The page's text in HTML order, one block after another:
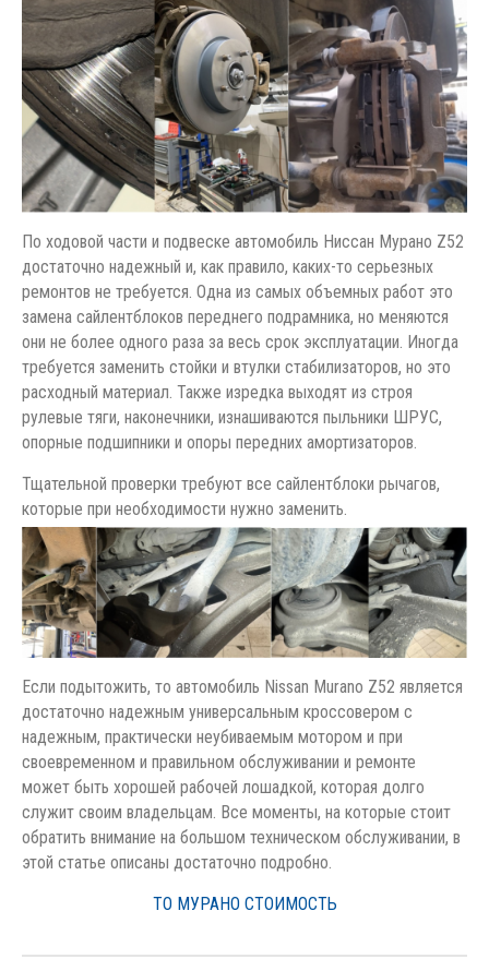
По ходовой части и подвеске автомобиль Ниссан Мурано Z52
достаточно надежный и, как правило, каких-то серьезных
ремонтов не требуется. Одна из самых объемных работ это
замена сайлентблоков переднего подрамника, но меняются
они не более одного раза за весь срок эксплуатации. Иногда
требуется заменить стойки и втулки стабилизаторов, но это
расходный материал. Также изредка выходят из строя
рулевые тяги, наконечники, изнашиваются пыльники ШРУС,
опорные подшипники и опоры передних амортизаторов.
Тщательной проверки требуют все сайлентблоки рычагов,
которые при необходимости нужно заменить.
Если подытожить, то автомобиль Nissan Murano Z52 является
достаточно надежным универсальным кроссовером с
надежным, практически неубиваемым мотором и при
своевременном и правильном обслуживании и ремонте
может быть хорошей рабочей лошадкой, которая долго
служит своим владельцам. Все моменты, на которые стоит
обратить внимание на большом техническом обслуживании, в
этой статье описаны достаточно подробно.
ТО МУРАНО СТОИМОСТЬ